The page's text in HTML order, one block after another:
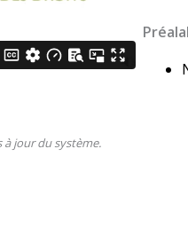
à jour du système.